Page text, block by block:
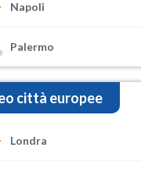
Napoli
Palermo
città europee
Londra